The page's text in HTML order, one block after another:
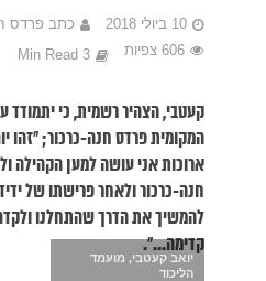
10 ביולי 2018
כתב פרדס
606 צפיות
3 Min Read
קעטבי, הצהיר רשמית, כי
המקומית פרדס חנה-כרכור; "זהו
ארוכות אני עושה למען הקהילה
חנה-כרכור ולאחר פרישתו של
להמשיך את הדרך שהתחלנו
קדימה...".
יואב קעטבי, מועמד
הליכוד